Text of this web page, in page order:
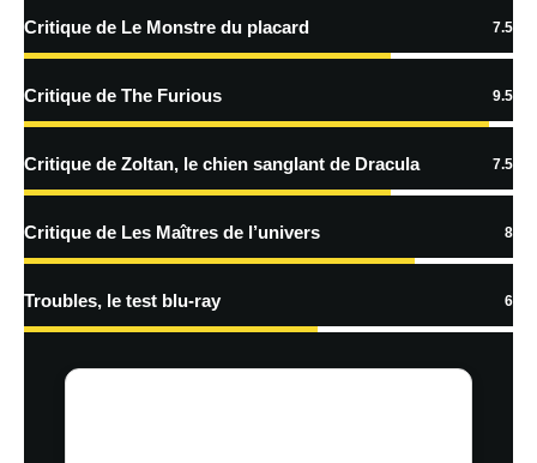
En savoir
traitées
Critique de Le Monstre du placard 7.5
Critique de The Furious 9.5
Critique de Zoltan, le chien sanglant de Dracula 7.5
Critique de Les Maîtres de l’univers 8
Troubles, le test blu-ray 6